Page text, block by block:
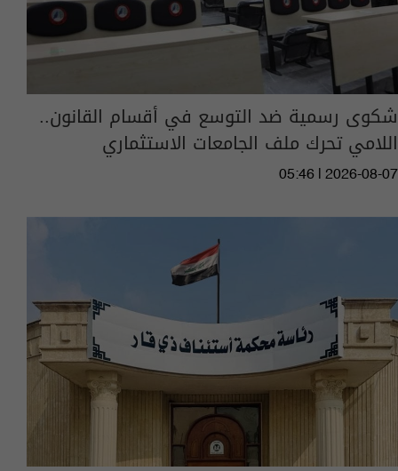
شكوى رسمية ضد التوسع في أقسام القانون..
اللامي تحرك ملف الجامعات الاستثماري
05:46 | 2026-08-07